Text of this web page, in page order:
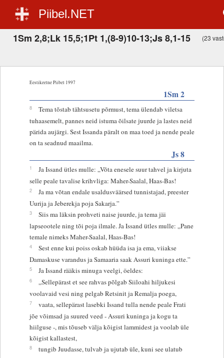
Piibel.NET
1Sm 2,8;Lk 15,5;1Pt 1,(8-9)10-13;Js 8,1-15 (23
Eestikeelne Piibel 1997
1Sm 2
8
Tema tõstab tähtsusetu põrmust, tema ülendab viletsa
tuhaasemelt, pannes neid istuma õilsate juurde ja lastes neid
pärida aujärgi. Sest Issanda päralt on maa toed ja nende peale
on ta seadnud maailma.
Js 8
1
Ja Issand ütles mulle: „Võta enesele suur tahvel ja kirjuta
selle peale tavalise krihvliga: Maher-Saalal, Haas-Bas!
2
Ja ma võtan endale usaldusväärsed tunnistajad, preester
Uurija ja Jeberekja poja Sakarja.”
3
Siis ma läksin prohveti naise juurde, ja tema jäi
lapseootele ning tõi poja ilmale. Ja Issand ütles mulle: „Pane
temale nimeks Maher-Saalal, Haas-Bas!
4
Sest enne kui poiss oskab hüüda isa ja ema, viiakse
Damaskuse varandus ja Samaaria saak Assuri kuninga ette.”
5 Ja Issand rääkis minuga veelgi, öeldes:
6
„Sellepärast et see rahvas põlgab Siiloahi hiljukesi
voolavaid vesi ning pelgab Retsinit ja Remalja poega,
7
vaata, sellepärast lasebki Issand tulla nende peale Frati
jõe võimsad ja suured veed - Assuri kuninga ja kogu ta
hiilguse -, mis tõuseb välja kõigist lammidest ja voolab üle
kõigist kallastest,
8
tungib Juudasse, tulvab ja ujutab üle, kuni see ulatub